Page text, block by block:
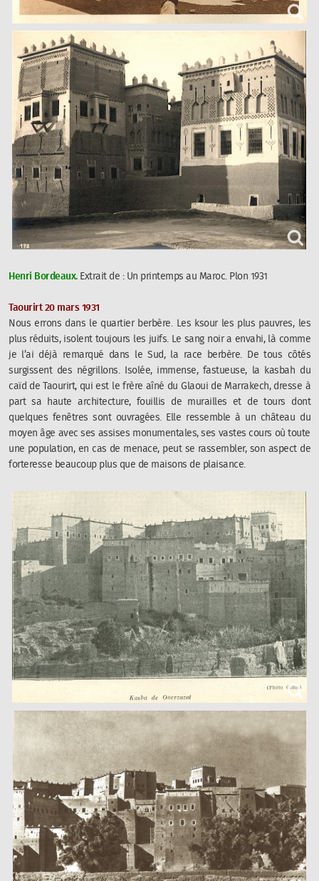
Henri Bordeaux.Extrait de :Un printemps au Maroc. Plon 1931
Taourirt 20 mars 1931
Nous errons dans le quartier berbère. Les ksour les plus pauvres, les
plus réduits, isolent toujours les juifs. Le sang noir a envahi, là comme
je l’ai déjà remarqué dans le Sud, la race berbère. De tous côtés
surgissent des négrillons. Isolée, immense, fastueuse, la kasbah du
caïd de Taourirt, qui est le frère aîné du Glaoui de Marrakech, dresse à
part sa haute architecture, fouillis de murailles et de tours dont
quelques fenêtres sont ouvragées. Elle ressemble à un château du
moyen âge avec ses assises monumentales, ses vastes cours où toute
une population, en cas de menace, peut se rassembler, son aspect de
forteresse beaucoup plus que de maisons de plaisance.